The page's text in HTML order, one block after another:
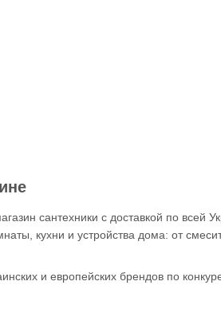
сантехники с доставкой по всей
кухни и устройства дома: от
и европейских брендов по